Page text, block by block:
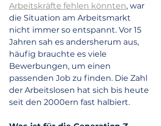
Arbeitskräfte fehlen könnten, war
die Situation am Arbeitsmarkt
nicht immer so entspannt. Vor 15
Jahren sah es andersherum aus,
häufig brauchte es viele
Bewerbungen, um einen
passenden Job zu finden. Die Zahl
der Arbeitslosen hat sich bis heute
seit den 2000ern fast halbiert.